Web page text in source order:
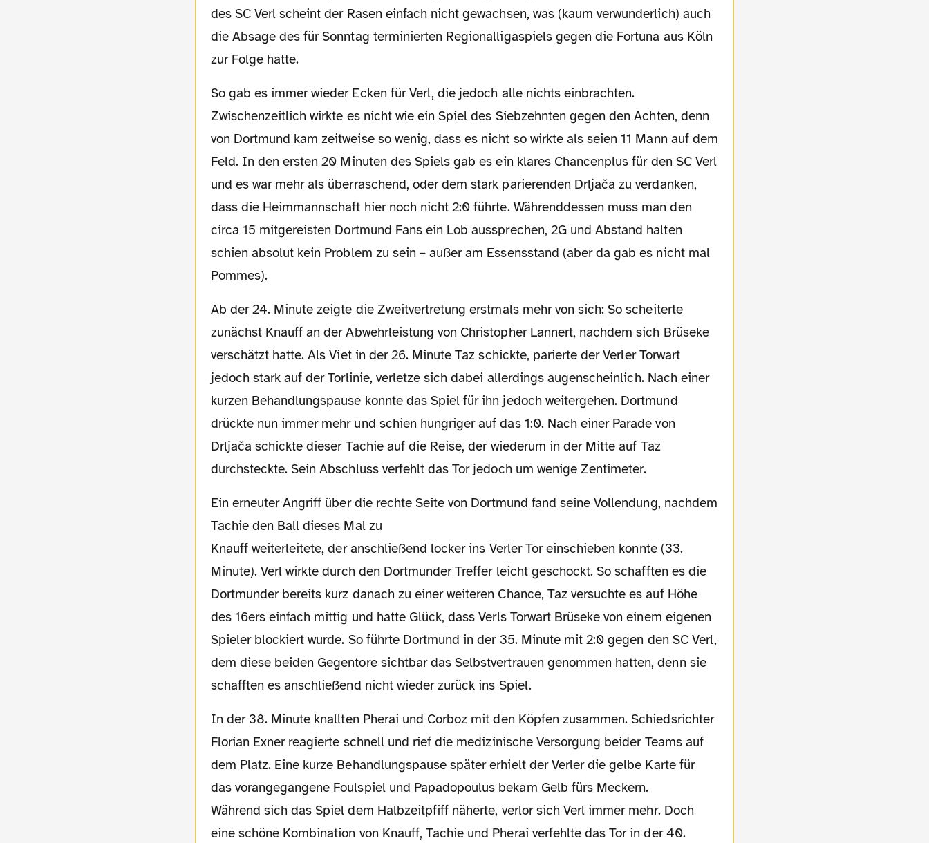
des SC Verl scheint der Rasen einfach nicht gewachsen, was (kaum verwunderlich) auch
die Absage desfür Sonntag terminierten Regionalligaspiels gegen die Fortuna aus Köln
zur Folge hatte.
So gab es immer wieder Ecken für Verl, die jedoch alle nichts einbrachten.
Zwischenzeitlich wirkte es nicht wieein Spiel des Siebzehnten gegen den Achten, denn
von Dortmund kam zeitweise so wenig, dass es nicht so wirkte als seien 11 Mann auf dem
Feld. In den ersten 20 Minuten des Spiels gab es ein klares Chancenplus für den SC Verl
und es war mehr als überraschend, oder dem stark parierenden Drljačazu verdanken,
dass die Heimmannschaft hier noch nicht 2:0 führte. Währenddessen muss man den
circa 15 mitgereisten Dortmund Fans ein Lob aussprechen, 2G und Abstand halten
schien absolut kein Problem zu sein – außer am Essensstand (aber da gab es nicht mal
Pommes).
Ab der 24. Minutezeigte die Zweitvertretung erstmals mehr von sich: So scheiterte
zunächst Knauff an derAbwehrleistung von Christopher Lannert, nachdem sich Brüseke
verschätzt hatte. Als Viet in der 26. Minute Taz schickte, parierte der Verler Torwart
jedoch stark auf der Torlinie, verletze sich dabei allerdings augenscheinlich. Nach einer
kurzen Behandlungspause konnte das Spiel für ihn jedoch weitergehen. Dortmund
drückte nun immer mehr und schien hungriger auf das 1:0. Nach einer Parade von
Drljača schickte dieser Tachie auf die Reise, der wiederum in der Mitte auf Taz
durchsteckte. Sein Abschluss verfehlt das Tor jedoch um wenige Zentimeter.
Ein erneuter Angriff über die rechte Seite von Dortmund fand seine Vollendung, nachdem
Tachie den Ball dieses Mal zu
Knauff weiterleitete, der anschließend locker ins Verler Tor einschieben konnte (33.
Minute). Verlwirkte durch den Dortmunder Treffer leicht geschockt. So schafften es die
Dortmunder bereits kurz danach zu einer weiteren Chance, Taz versuchte es auf Höhe
des 16ers einfach mittig und hatte Glück, dass Verls Torwart Brüseke von einem eigenen
Spieler blockiert wurde. So führte Dortmund inder 35. Minute mit 2:0 gegen den SC Verl,
dem diese beiden Gegentore sichtbar das Selbstvertrauen genommen hatten, denn sie
schafften es anschließend nicht wieder zurück ins Spiel.
In der 38. Minute knallten Pherai und Corboz mit den Köpfen zusammen. Schiedsrichter
Florian Exner reagierte schnell und rief die medizinische Versorgung beider Teams auf
dem Platz. Eine kurze Behandlungspause später erhielt der Verler diegelbe Karte für
das vorangegangene Foulspiel und Papadopoulus bekam Gelb fürs Meckern.
Während sich das Spiel dem Halbzeitpfiff näherte, verlor sich Verl immer mehr. Doch
eine schöne Kombination von Knauff, Tachie und Pherai verfehlte das Tor in der 40.